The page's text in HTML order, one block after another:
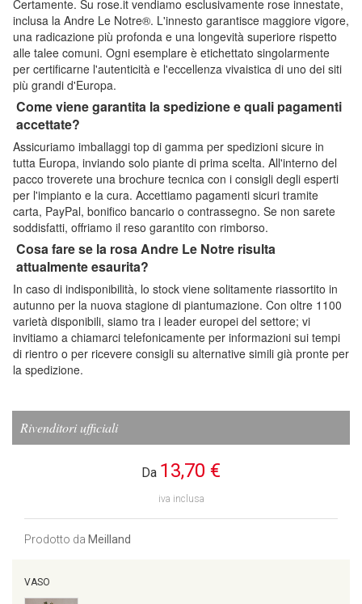
Certamente. Su rose.it vendiamo esclusivamente rose innestate,
inclusa la Andre Le Notre®. L'innesto garantisce maggiore vigore,
una radicazione più profonda e una longevità superiore rispetto
alle talee comuni. Ogni esemplare è etichettato singolarmente
per certificarne l'autenticità e l'eccellenza vivaistica di uno dei siti
più grandi d'Europa.
Come viene garantita la spedizione e quali pagamenti
accettate?
Assicuriamo imballaggi top di gamma per spedizioni sicure in
tutta Europa, inviando solo piante di prima scelta. All'interno del
pacco troverete una brochure tecnica con i consigli degli esperti
per l'impianto e la cura. Accettiamo pagamenti sicuri tramite
carta, PayPal, bonifico bancario o contrassegno. Se non sarete
soddisfatti, offriamo il reso garantito con rimborso.
Cosa fare se la rosa Andre Le Notre risulta
attualmente esaurita?
In caso di indisponibilità, lo stock viene solitamente riassortito in
autunno per la nuova stagione di piantumazione. Con oltre 1100
varietà disponibili, siamo tra i leader europei del settore; vi
invitiamo a chiamarci telefonicamente per informazioni sui tempi
di rientro o per ricevere consigli su alternative simili già pronte per
la spedizione.
Rivenditori ufficiali
Da 13,70 €
iva inclusa
Prodotto da Meilland
VASO